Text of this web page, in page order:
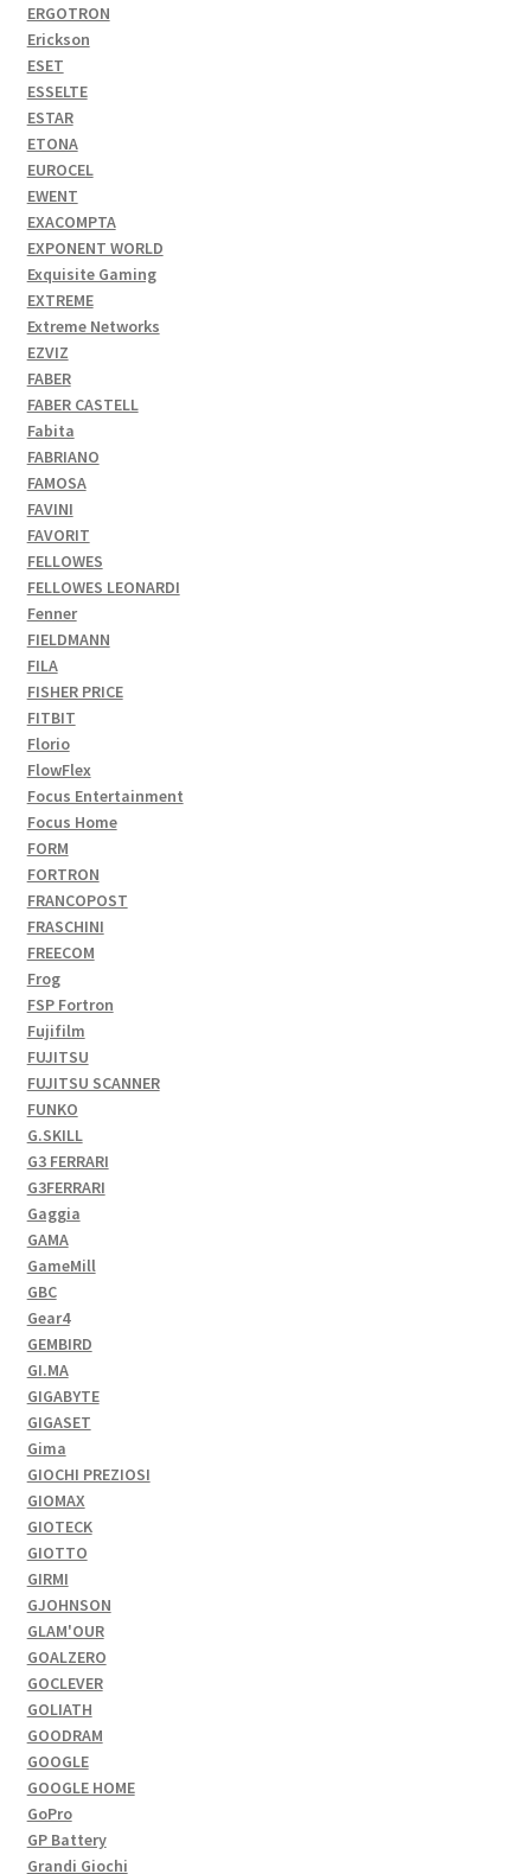
ERGOTRON
Erickson
ESET
ESSELTE
ESTAR
ETONA
EUROCEL
EWENT
EXACOMPTA
EXPONENT WORLD
Exquisite Gaming
EXTREME
Extreme Networks
EZVIZ
FABER
FABER CASTELL
Fabita
FABRIANO
FAMOSA
FAVINI
FAVORIT
FELLOWES
FELLOWES LEONARDI
Fenner
FIELDMANN
FILA
FISHER PRICE
FITBIT
Florio
FlowFlex
Focus Entertainment
Focus Home
FORM
FORTRON
FRANCOPOST
FRASCHINI
FREECOM
Frog
FSP Fortron
Fujifilm
FUJITSU
FUJITSU SCANNER
FUNKO
G.SKILL
G3 FERRARI
G3FERRARI
Gaggia
GAMA
GameMill
GBC
Gear4
GEMBIRD
GI.MA
GIGABYTE
GIGASET
Gima
GIOCHI PREZIOSI
GIOMAX
GIOTECK
GIOTTO
GIRMI
GJOHNSON
GLAM'OUR
GOALZERO
GOCLEVER
GOLIATH
GOODRAM
GOOGLE
GOOGLE HOME
GoPro
GP Battery
Grandi Giochi